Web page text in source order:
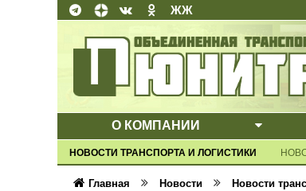
ЖЖ
О КОМПАНИИ
НОВОСТИ ТРАНСПОРТА И ЛОГИСТИКИ
Главная Новости Новости